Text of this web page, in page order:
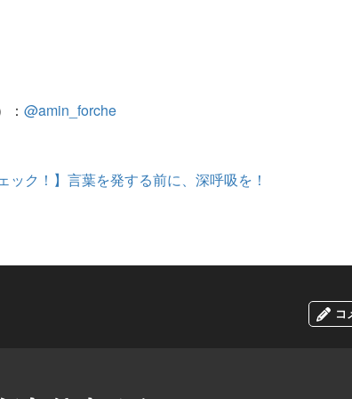
：@amin_forche
ック！】言葉を発する前に、深呼吸を！
コ